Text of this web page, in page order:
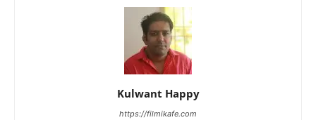
Kulwant Happy
https://filmikafe.com